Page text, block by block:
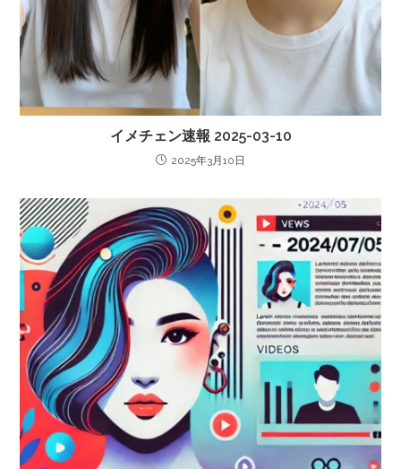
イメチェン速報 2025-03-10
2025年3月10日